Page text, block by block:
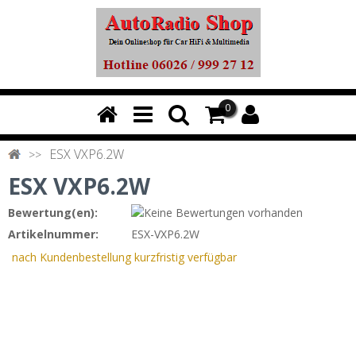
0
ESX VXP6.2W
ESX VXP6.2W
Bewertung(en):
Artikelnummer:
ESX-VXP6.2W
nach Kundenbestellung kurzfristig verfügbar